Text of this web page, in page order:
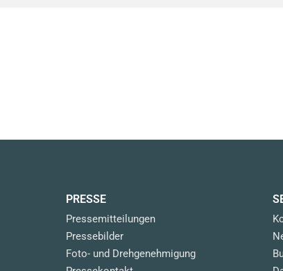
PRESSE
Pressemitteilungen
Pressebilder
Foto- und Drehgenehmigung